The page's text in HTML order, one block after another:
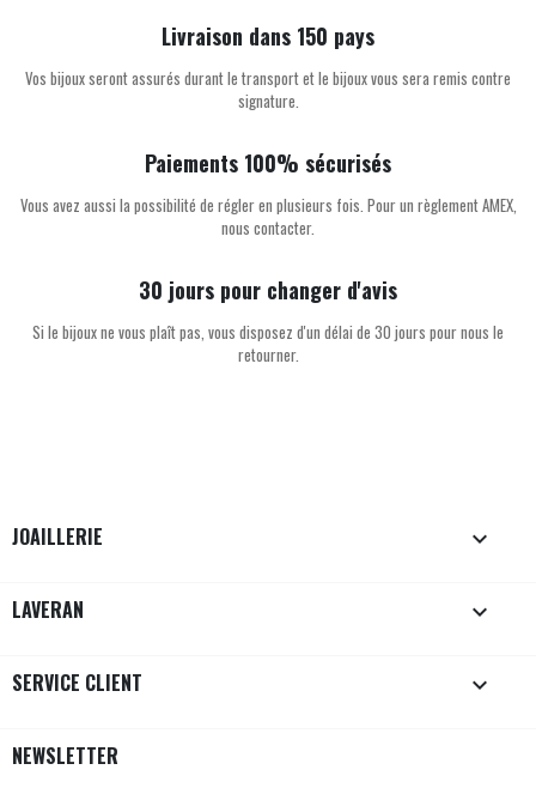
Livraison dans 150 pays
Vos bijoux seront assurés durant le transport et le bijoux vous sera remis contre
signature.
Paiements 100% sécurisés
Vous avez aussi la possibilité de régler en plusieurs fois. Pour un règlement AMEX,
nous contacter.
30 jours pour changer d'avis
Si le bijoux ne vous plaît pas, vous disposez d'un délai de 30 jours pour nous le
retourner.
JOAILLERIE 
LAVERAN 
SERVICE CLIENT 
NEWSLETTER